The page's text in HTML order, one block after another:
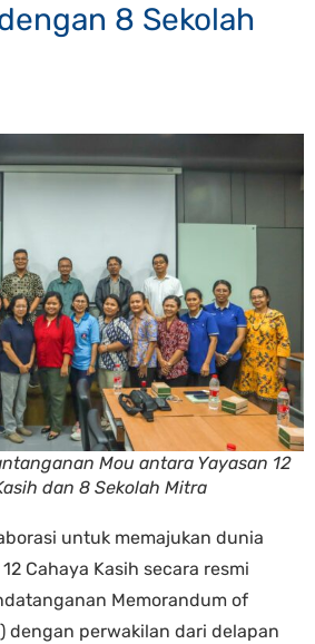
8 Sekolah
Mou antara Yayasan 12
dan 8 Sekolah Mitra
untuk memajukan dunia
Cahaya Kasih secara resmi
Memorandum of
dengan perwakilan dari delapan